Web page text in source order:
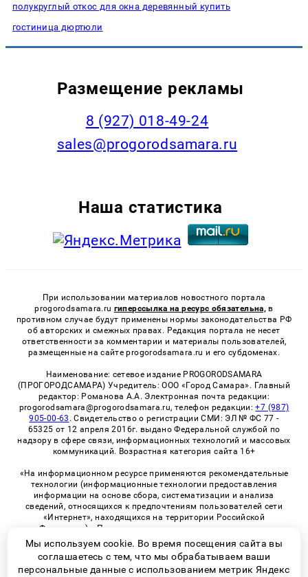
полукруглый откос для окна деревянный купить
гостиница дюртюли
Размещение рекламы
8 (927) 018-49-24
sales@progorodsamara.ru
Наша статистика
При использовании материалов новостного портала
progorodsamara.ru гиперссылка на ресурс обязательна, в
противном случае будут применены нормы законодательства РФ
об авторских и смежных правах. Редакция портала не несет
ответственности за комментарии и материалы пользователей,
размещенные на сайте progorodsamara.ru и его субдоменах.
Наименование: сетевое издание PROGORODSAMARA
(ПРОГОРОДСАМАРА) Учредитель: ООО «Город Самара». Главный
редактор: Романова А.А. Электронная почта редакции:
progorodsamara@progorodsamara.ru, телефон редакции:+7 (987)
905-00-63 . Свидетельство о регистрации СМИ: ЭЛ № ФС 77 -
65325 от 12 апреля 2016г. выдано Федеральной службой по
надзору в сфере связи, информационных технологий и массовых
коммуникаций. Возрастная категория сайта 16+
«На информационном ресурсе применяются рекомендательные
технологии (информационные технологии предоставления
информации на основе сбора, систематизации и анализа
сведений, относящихся к предпочтениям пользователей сети
«Интернет», находящихся на территории Российской
Федерации)». Правила применения рекомендательных
технологий в виджетах рекламно-обменной сети
«СМИ2» (PDF)
Мы используем cookie. Во время посещения сайта вы
соглашаетесь с тем, что мы обрабатываем ваши
персональные данные с использованием метрик Яндекс